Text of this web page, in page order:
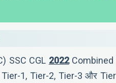
SSC CGL 2022Combined
1, Tier-2, Tier-3 और